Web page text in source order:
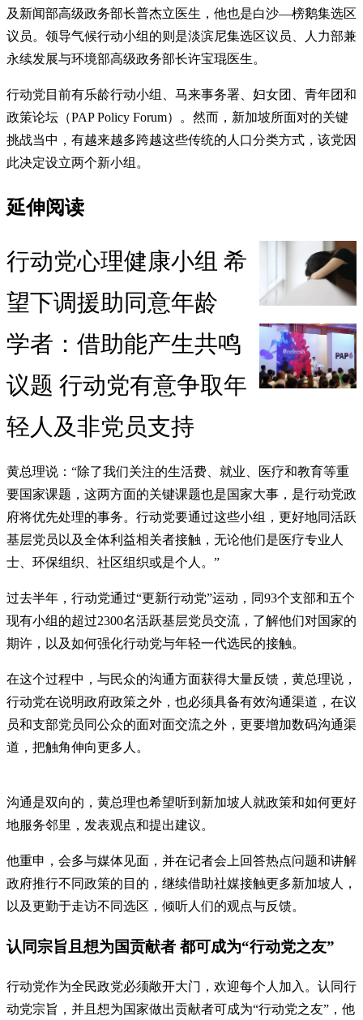
及新闻部高级政务部长普杰立医生，他也是白沙—榜鹅集选区
议员。领导气候行动小组的则是淡滨尼集选区议员、人力部兼
永续发展与环境部高级政务部长许宝琨医生。
行动党目前有乐龄行动小组、马来事务署、妇女团、青年团和
政策论坛（PAP Policy Forum）。然而，新加坡所面对的关键
挑战当中，有越来越多跨越这些传统的人口分类方式，该党因
此决定设立两个新小组。
延伸阅读
行动党心理健康小组 希
望下调援助同意年龄
学者：借助能产生共鸣
议题 行动党有意争取年
轻人及非党员支持
黄总理说：“除了我们关注的生活费、就业、医疗和教育等重
要国家课题，这两方面的关键课题也是国家大事，是行动党政
府将优先处理的事务。行动党要通过这些小组，更好地同活跃
基层党员以及全体利益相关者接触，无论他们是医疗专业人
士、环保组织、社区组织或是个人。”
过去半年，行动党通过“更新行动党”运动，同93个支部和五个
现有小组的超过2300名活跃基层党员交流，了解他们对国家的
期许，以及如何强化行动党与年轻一代选民的接触。
在这个过程中，与民众的沟通方面获得大量反馈，黄总理说，
行动党在说明政府政策之外，也必须具备有效沟通渠道，在议
员和支部党员同公众的面对面交流之外，更要增加数码沟通渠
道，把触角伸向更多人。
沟通是双向的，黄总理也希望听到新加坡人就政策和如何更好
地服务邻里，发表观点和提出建议。
他重申，会多与媒体见面，并在记者会上回答热点问题和讲解
政府推行不同政策的目的，继续借助社媒接触更多新加坡人，
以及更勤于走访不同选区，倾听人们的观点与反馈。
认同宗旨且想为国贡献者 都可成为“行动党之友”
行动党作为全民政党必须敞开大门，欢迎每个人加入。认同行
动党宗旨，并且想为国家做出贡献者可成为“行动党之友”，他